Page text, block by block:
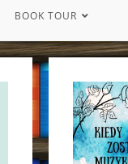
BOOK TOUR